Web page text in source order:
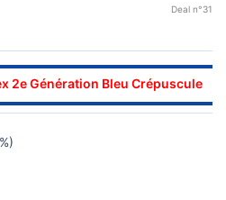
Deal n°31
2e Génération Bleu Crépuscule